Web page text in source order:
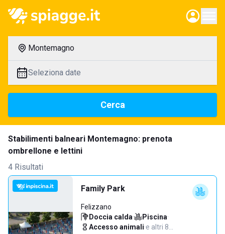
Montemagno
Seleziona date
Cerca
Stabilimenti balneari Montemagno: prenota
ombrellone e lettini
4 Risultati
Family Park
Felizzano
Doccia calda· Piscina·
Accesso animali·e altri 8…